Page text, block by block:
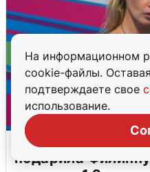
На информационном
cookie-файлы.
подтверждаете свое
использование.
«Всё, потеряла я
подарила